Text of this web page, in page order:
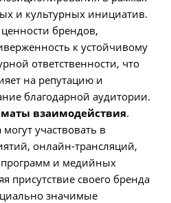
и культурных инициатив.
брендов,
к устойчивому
ответственности, что
на репутацию и
благодарной аудитории.
взаимодействия.
участвовать в
онлайн-трансляций,
и медийных
присутствие своего бренда
значимые